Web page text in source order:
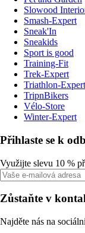
Slowood
Smash-Expert
Sneak'In
Sneakids
Sport is good
Training-Fit
Trek-Expert
Triathlon-Expert
TripnBikers
Vélo-Store
Winter-Expert
Přihlaste se k
Využijte slevu 10 %
Zůstaňte v
Najděte nás na